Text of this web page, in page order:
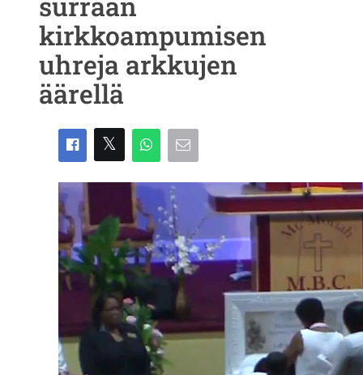
kirkkoampumisen
uhreja arkkujen
äärellä